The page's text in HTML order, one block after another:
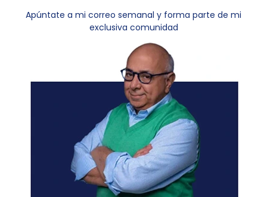
Apúntate a mi correo semanal y forma parte de mi
exclusiva comunidad